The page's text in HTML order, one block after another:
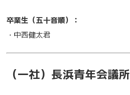
卒業生（五十音順）：
・中西健太君
（一社）長浜青年会議所